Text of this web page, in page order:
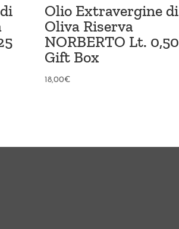
Olio Extravergine di
Oliva Riserva
NORBERTO Lt. 0,50
Gift Box
18,00€